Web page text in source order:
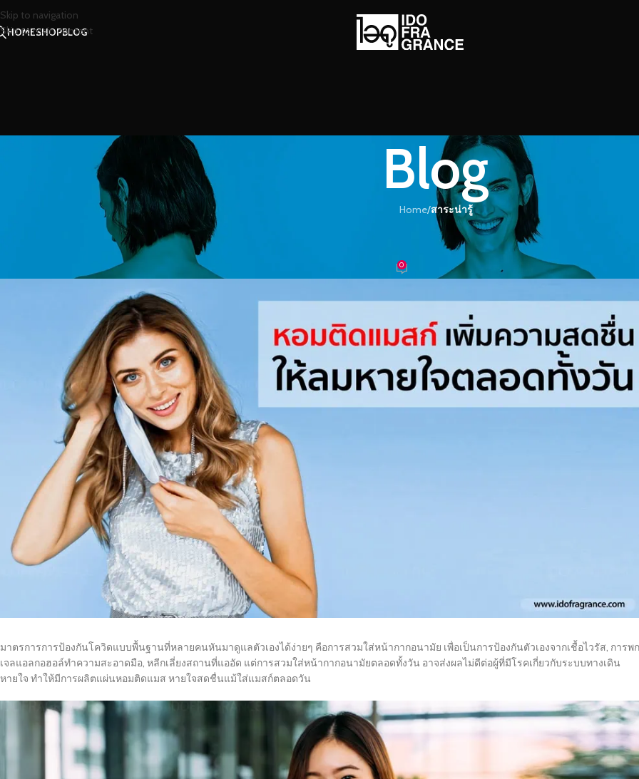
Skip to navigation
Skip to main content
HOMESHOPBLOG
Blog
Home/สาระน่ารู้
หอมติดแมสก์ เพิ่มความสดชื่นให้ลมหายใจตลอดทั้งวัน
0
มาตรการการป้องกันโควิดแบบพื้นฐานที่หลายคนหันมาดูแลตัวเองได้ง่ายๆ คือการสวมใส่หน้ากากอนามัย เพื่อเป็นการป้องกันตัวเองจากเชื้อไวรัส, การพก
เจลแอลกอฮอล์ทำความสะอาดมือ, หลีกเลี่ยงสถานที่แออัด แต่การสวมใส่หน้ากากอนามัยตลอดทั้งวัน อาจส่งผลไม่ดีต่อผู้ที่มีโรคเกี่ยวกับระบบทางเดิน
หายใจ ทำให้มีการผลิตแผ่นหอมติดแมส หายใจสดชื่นแม้ใส่แมสก์ตลอดวัน